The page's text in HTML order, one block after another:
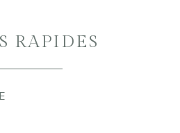
RAPIDES